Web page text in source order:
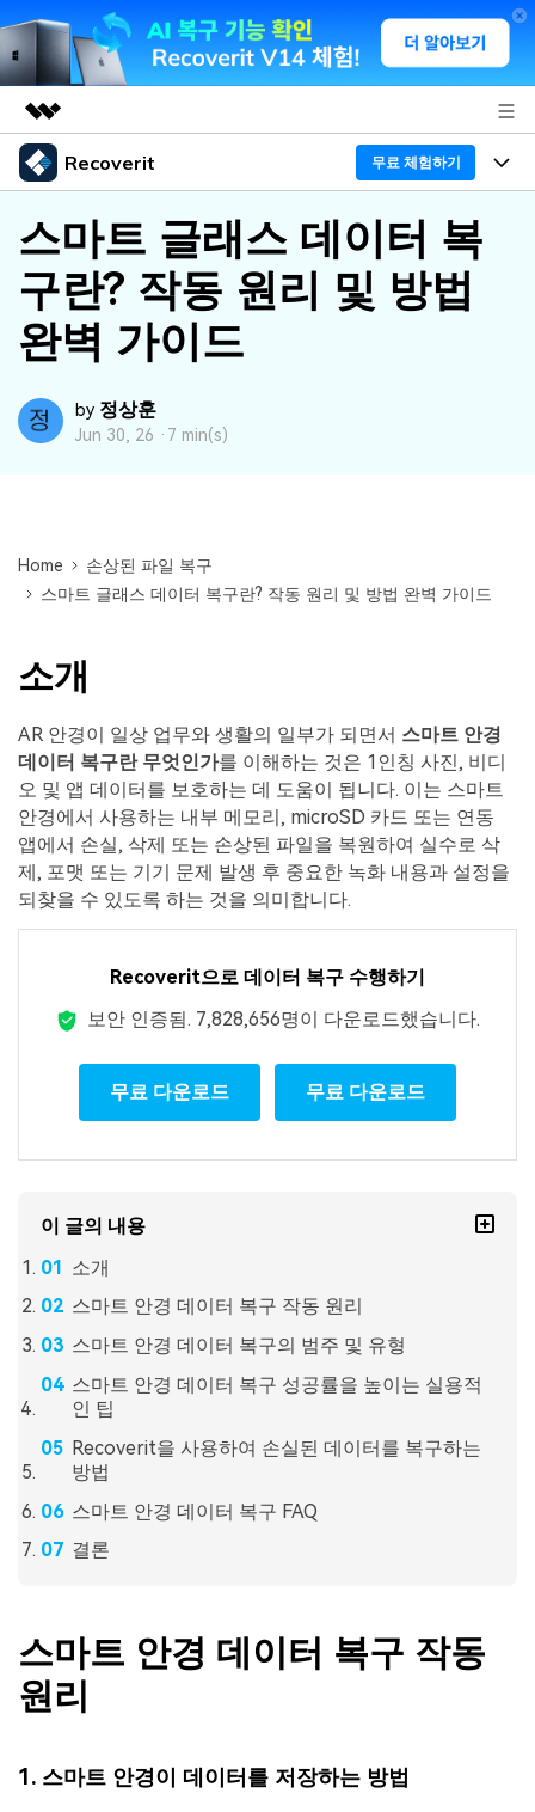
주요 제품
유틸리티
비즈니스
개요
회사 소개
뉴스룸
플랜 및 가격
Recoverit 무료 체험하기
프로그램
Recoverit - Windows 버전
선도적인 데이터 복구 전문가
무료 체험
분실/삭제된 데이터 무료 복구
무료 체험
기타 프로그램
UBackit - 데이터 백업
기능
미디어 복구하기
문서 복구하기
복구 Tips
외장 저장장치 복구
기타
리커버릿 개요
복구 솔루션
삭제된 파일 복구
데이터 손실 시나리오
모든 기능 확인하기
스마트 글래스 데이터 복
구란? 작동 원리 및 방법
완벽 가이드
by 정상훈
Jun 30, 26 · 7 min(s)
Home
손상된 파일 복구
스마트 글래스 데이터 복구란? 작동 원리 및 방법 완벽 가이드
소개
AR 안경이 일상 업무와 생활의 일부가 되면서 스마트 안경
데이터 복구란 무엇인가를 이해하는 것은 1인칭 사진, 비디
오 및 앱 데이터를 보호하는 데 도움이 됩니다. 이는 스마트
안경에서 사용하는 내부 메모리, microSD 카드 또는 연동
앱에서 손실, 삭제 또는 손상된 파일을 복원하여 실수로 삭
제, 포맷 또는 기기 문제 발생 후 중요한 녹화 내용과 설정을
되찾을 수 있도록 하는 것을 의미합니다.
Recoverit으로 데이터 복구 수행하기
보안 인증됨. 7,828,663명이 다운로드했습니다.
무료 다운로드 무료 다운로드
이 글의 내용
소개
스마트 안경 데이터 복구 작동 원리
스마트 안경 데이터 복구의 범주 및 유형
스마트 안경 데이터 복구 성공률을 높이는 실용적
인 팁
Recoverit을 사용하여 손실된 데이터를 복구하는
방법
스마트 안경 데이터 복구 FAQ
결론
스마트 안경 데이터 복구 작동
원리
1. 스마트 안경이 데이터를 저장하는 방법